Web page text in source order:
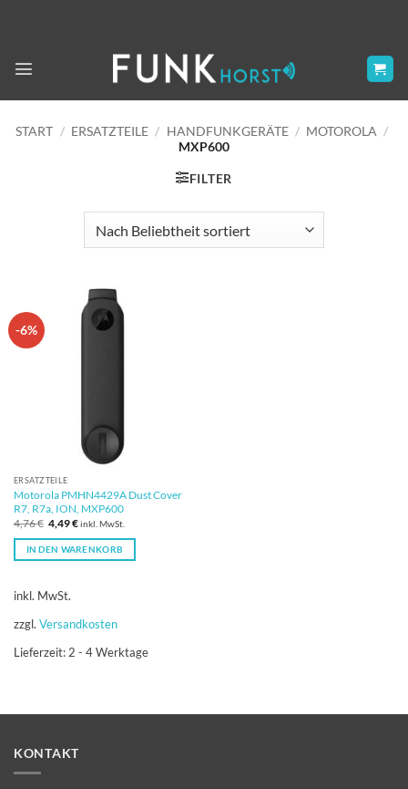
START / ERSATZTEILE / HANDFUNKGERÄTE / MOTOROLA /
MXP600
FILTER
-6%
ERSATZTEILE
Motorola PMHN4429A Dust Cover
R7, R7a, ION, MXP600
4,76€ Ursprünglicher
Preis
war:
4,76 €
4,49€Aktueller
ist:
4,49 €.
inkl. MwSt.
IN DEN WARENKORB
inkl. MwSt.
zzgl. Versandkosten
Lieferzeit:2 - 4 Werktage
KONTAKT